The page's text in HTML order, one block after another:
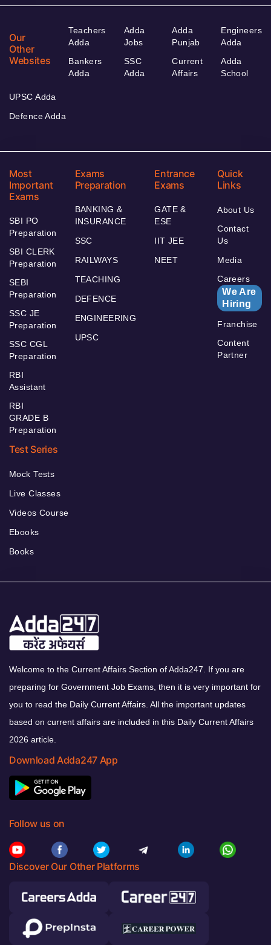
Our
Other
Websites
Teachers
Adda
Bankers
Adda
Adda
Jobs
SSC
Adda
Adda
Punjab
Current
Affairs
Engineers
Adda
Adda
School
UPSC Adda
Defence Adda
Most
Important
Exams
SBI PO
Preparation
SBI CLERK
Preparation
SEBI
Preparation
SSC JE
Preparation
SSC CGL
Preparation
RBI
Assistant
RBI
GRADE B
Preparation
Exams
Preparation
BANKING &
INSURANCE
SSC
RAILWAYS
TEACHING
DEFENCE
ENGINEERING
UPSC
Entrance
Exams
GATE &
ESE
IIT JEE
NEET
Quick
Links
About Us
Contact
Us
Media
Careers
We Are
Hiring
Franchise
Content
Partner
Test Series
Mock Tests
Live Classes
Videos Course
Ebooks
Books
Welcome to the Current Affairs Section of Adda247. If you are
preparing for Government Job Exams, then it is very important for
you to read the Daily Current Affairs. All the important updates
based on current affairs are included in this Daily Current Affairs
2026 article.
Download Adda247 App
Follow us on
Discover Our Other Platforms